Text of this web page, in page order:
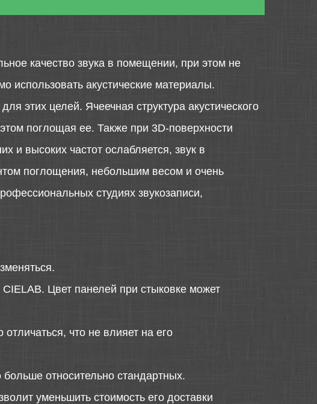
качество звука в помещении, при этом не
использовать акустические материалы.
этих целей. Ячеечная структура акустического
поглощая ее. Также при 3D-поверхности
и высоких частот ослабляется, звук в
поглощения, небольшим весом и очень
студиях звукозаписи,
Цвет панелей при стыковке может
что не влияет на его
относительно стандартных.
уменьшить стоимость его доставки